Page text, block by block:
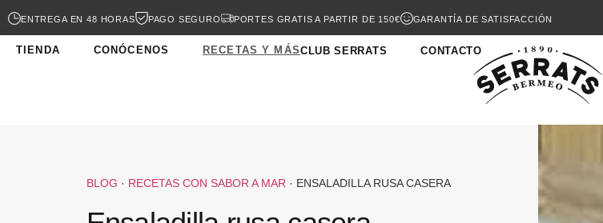
ENTREGA EN 48 HORAS PAGO SEGURO PORTES GRATIS A PARTIR DE 150€ GARANTÍA DE SATISFACCIÓN
TIENDA CONÓCENOS RECETAS Y MÁSCLUB SERRATS CONTACTO
BLOG · RECETAS CON SABOR A MAR· ENSALADILLA RUSA CASERA